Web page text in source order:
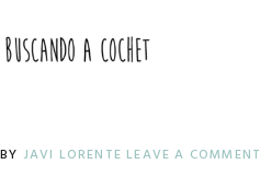
to
primary
to
main
to
primary
BY JAVI LORENTE LEAVE A COMMENT